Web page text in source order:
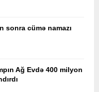
sonra cümə namazı
Ağ Evdə 400 milyon